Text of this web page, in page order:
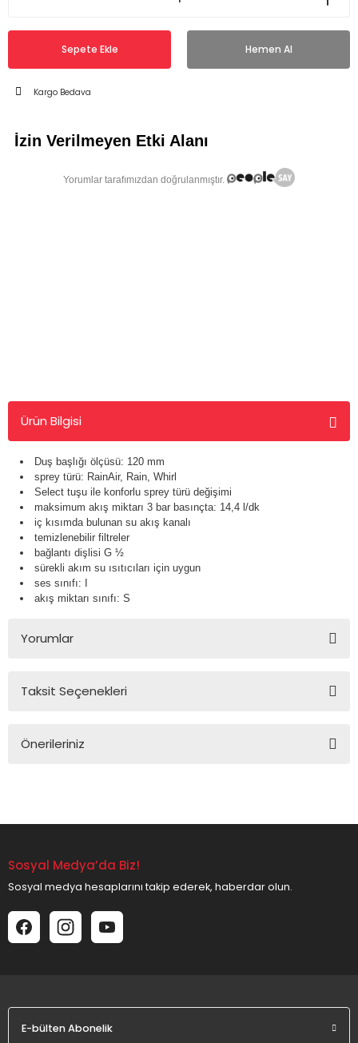
Sepete Ekle Hemen Al
Kargo Bedava
Ürün Bilgisi
Duş başlığı ölçüsü: 120 mm
sprey türü: RainAir, Rain, Whirl
Select tuşu ile konforlu sprey türü değişimi
maksimum akış miktarı 3 bar basınçta: 14,4 l/dk
iç kısımda bulunan su akış kanalı
temizlenebilir filtreler
bağlantı dişlisi G ½
sürekli akım su ısıtıcıları için uygun
ses sınıfı: I
akış miktarı sınıfı: S
Yorumlar
Taksit Seçenekleri
Önerileriniz
Ürün resmi kalitesiz, bozuk veya görüntülenemiyor.
Ürün açıklamasında eksik bilgiler bulunuyor.
Ürün bilgilerinde hatalar bulunuyor.
Ürün fiyatı diğer sitelerden daha pahalı.
Sosyal Medya’da Biz!
Sosyal medya hesaplarını takip ederek, haberdar olun.
E-bülten Abonelik